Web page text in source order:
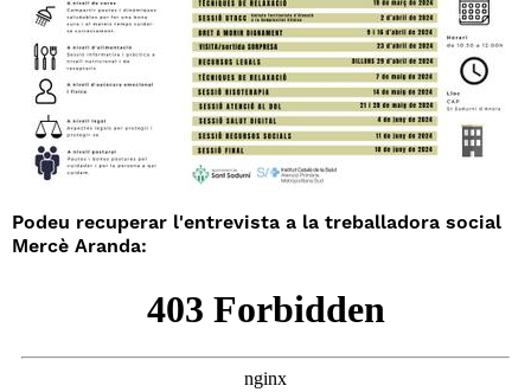
Podeu recuperar l'entrevista a la treballadora social
Mercè Aranda: